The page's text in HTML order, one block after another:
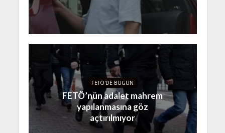
FETÖ'DE BUGÜN
FETÖ’nün adalet mahrem
yapılanmasına göz
açtırılmıyor